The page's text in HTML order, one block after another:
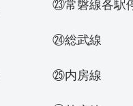
㉓常磐線各駅
㉔総武線
㉕内房線